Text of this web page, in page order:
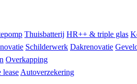
Thuisbatterij HR++ & triple glas
Schilderwerk Dakrenovatie
Overkapping
lease Autoverzekering